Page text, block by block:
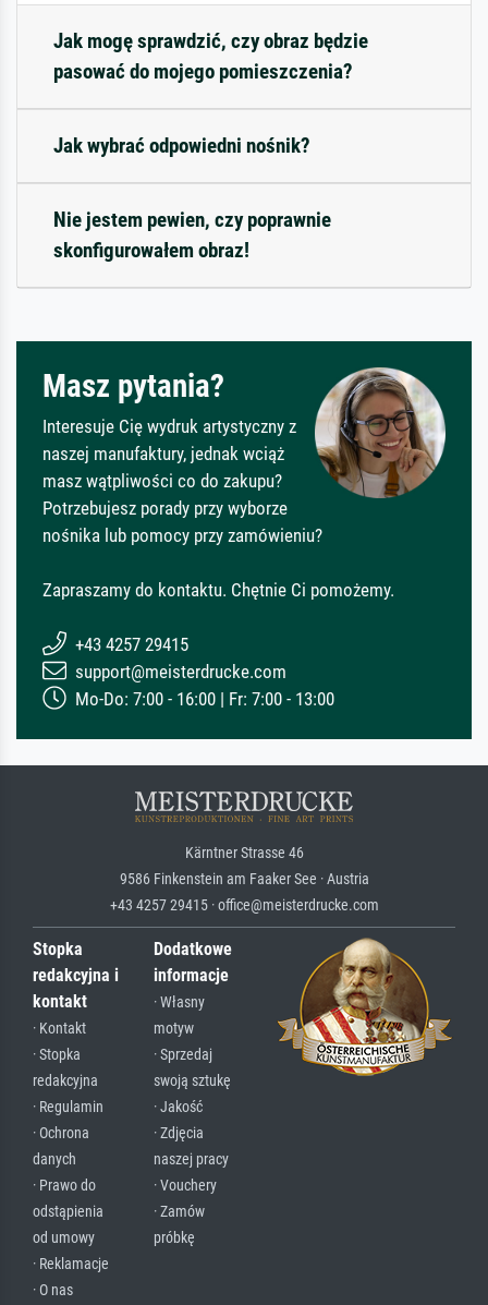
Jak mogę sprawdzić, czy obraz będzie
pasować do mojego pomieszczenia?
Jak wybrać odpowiedni nośnik?
Nie jestem pewien, czy poprawnie
skonfigurowałem obraz!
Masz pytania?
Interesuje Cię wydruk artystyczny z
naszej manufaktury, jednak wciąż
masz wątpliwości co do zakupu?
Potrzebujesz porady przy wyborze
nośnika lub pomocy przy zamówieniu?
Zapraszamy do kontaktu. Chętnie Ci pomożemy.
+43 4257 29415
support@meisterdrucke.com
Mo-Do: 7:00 - 16:00 | Fr: 7:00 - 13:00
Kärntner Strasse 46
9586 Finkenstein am Faaker See · Austria
+43 4257 29415 · office@meisterdrucke.com
Stopka
redakcyjna i
kontakt
· Kontakt
· Stopka
redakcyjna
· Regulamin
· Ochrona
danych
· Prawo do
odstąpienia
od umowy
· Reklamacje
· O nas
Dodatkowe
informacje
· Własny
motyw
· Sprzedaj
swoją sztukę
· Jakość
· Zdjęcia
naszej pracy
· Vouchery
· Zamów
próbkę